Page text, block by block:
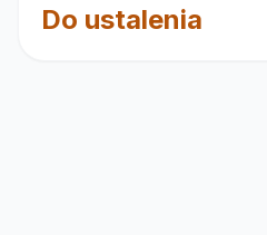
Do ustalenia